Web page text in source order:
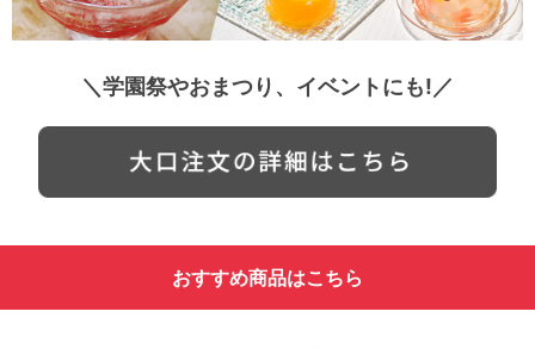
＼学園祭やおまつり、イベントにも!／
おすすめ商品はこちら